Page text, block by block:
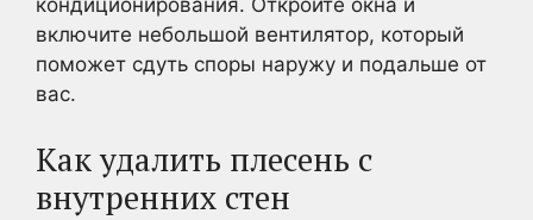
кондиционирования. Откройте окна и
включите небольшой вентилятор, который
поможет сдуть споры наружу и подальше от
вас.
Как удалить плесень с
внутренних стен